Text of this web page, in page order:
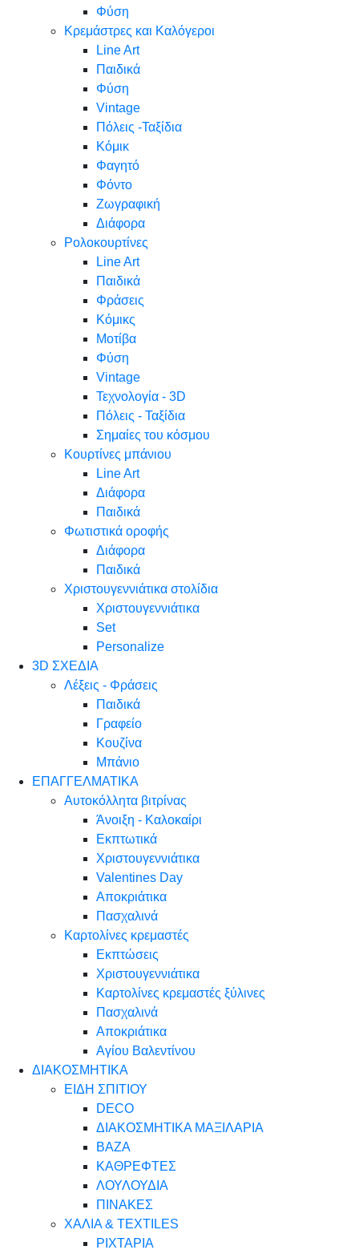
Φύση
Κρεμάστρες και Καλόγεροι
Line Art
Παιδικά
Φύση
Vintage
Πόλεις -Ταξίδια
Κόμικ
Φαγητό
Φόντο
Ζωγραφική
Διάφορα
Ρολοκουρτίνες
Line Art
Παιδικά
Φράσεις
Κόμικς
Μοτίβα
Φύση
Vintage
Τεχνολογία - 3D
Πόλεις - Ταξίδια
Σημαίες του κόσμου
Κουρτίνες μπάνιου
Line Art
Διάφορα
Παιδικά
Φωτιστικά οροφής
Διάφορα
Παιδικά
Χριστουγεννιάτικα στολίδια
Χριστουγεννιάτικα
Set
Personalize
3D ΣΧΕΔΙΑ
Λέξεις - Φράσεις
Παιδικά
Γραφείο
Κουζίνα
Μπάνιο
ΕΠΑΓΓΕΛΜΑΤΙΚΑ
Αυτοκόλλητα βιτρίνας
Άνοιξη - Καλοκαίρι
Εκπτωτικά
Χριστουγεννιάτικα
Valentines Day
Αποκριάτικα
Πασχαλινά
Καρτολίνες κρεμαστές
Εκπτώσεις
Χριστουγεννιάτικα
Καρτολίνες κρεμαστές ξύλινες
Πασχαλινά
Αποκριάτικα
Αγίου Βαλεντίνου
ΔΙΑΚΟΣΜΗΤΙΚΑ
ΕΙΔΗ ΣΠΙΤΙΟΥ
DECO
ΔΙΑΚΟΣΜΗΤΙΚΑ ΜΑΞΙΛΑΡΙΑ
ΒΑΖΑ
ΚΑΘΡΕΦΤΕΣ
ΛΟΥΛΟΥΔΙΑ
ΠΙΝΑΚΕΣ
ΧΑΛΙΑ & TEXTILES
ΡΙΧΤΑΡΙΑ